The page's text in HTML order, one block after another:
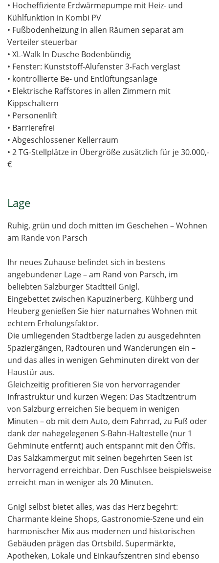
• Hocheffiziente Erdwärmepumpe mit Heiz- und
Kühlfunktion in Kombi PV
• Fußbodenheizung in allen Räumen separat am
Verteiler steuerbar
• XL-Walk In Dusche Bodenbündig
• Fenster: Kunststoff-Alufenster 3-Fach verglast
• kontrollierte Be- und Entlüftungsanlage
• Elektrische Raffstores in allen Zimmern mit
Kippschaltern
• Personenlift
• Barrierefrei
• Abgeschlossener Kellerraum
• 2 TG-Stellplätze in Übergröße zusätzlich für je 30.000,-
€
Lage
Ruhig, grün und doch mitten im Geschehen – Wohnen
am Rande von Parsch
Ihr neues Zuhause befindet sich in bestens
angebundener Lage – am Rand von Parsch, im
beliebten Salzburger Stadtteil Gnigl.
Eingebettet zwischen Kapuzinerberg, Kühberg und
Heuberg genießen Sie hier naturnahes Wohnen mit
echtem Erholungsfaktor.
Die umliegenden Stadtberge laden zu ausgedehnten
Spaziergängen, Radtouren und Wanderungen ein –
und das alles in wenigen Gehminuten direkt von der
Haustür aus.
Gleichzeitig profitieren Sie von hervorragender
Infrastruktur und kurzen Wegen: Das Stadtzentrum
von Salzburg erreichen Sie bequem in wenigen
Minuten – ob mit dem Auto, dem Fahrrad, zu Fuß oder
dank der nahegelegenen S-Bahn-Haltestelle (nur 1
Gehminute entfernt) auch entspannt mit den Öffis.
Das Salzkammergut mit seinen begehrten Seen ist
hervorragend erreichbar. Den Fuschlsee beispielsweise
erreicht man in weniger als 20 Minuten.
Gnigl selbst bietet alles, was das Herz begehrt:
Charmante kleine Shops, Gastronomie-Szene und ein
harmonischer Mix aus modernen und historischen
Gebäuden prägen das Ortsbild. Supermärkte,
Apotheken, Lokale und Einkaufszentren sind ebenso